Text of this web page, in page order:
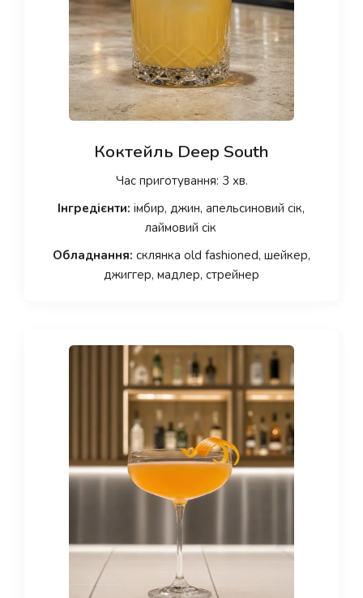
Коктейль Deep South
Час приготування: 3 хв.
Інгредієнти: імбир, джин, апельсиновий сік,
лаймовий сік
Обладнання: склянка old fashioned, шейкер,
джиггер, мадлер, стрейнер